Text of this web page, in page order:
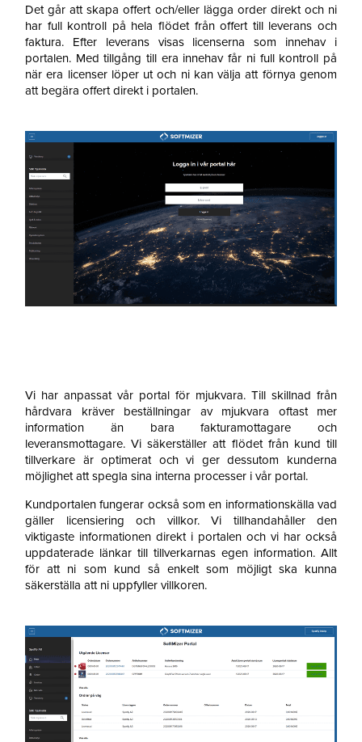
Det går att skapa offert och/eller lägga order direkt och ni
har full kontroll på hela flödet från offert till leverans och
faktura. Efter leverans visas licenserna som innehav i
portalen. Med tillgång till era innehav får ni full kontroll på
när era licenser löper ut och ni kan välja att förnya genom
att begära offert direkt i portalen.
Vi har anpassat vår portal för mjukvara. Till skillnad från
hårdvara kräver beställningar av mjukvara oftast mer
information än bara fakturamottagare och
leveransmottagare. Vi säkerställer att flödet från kund till
tillverkare är optimerat och vi ger dessutom kunderna
möjlighet att spegla sina interna processer i vår portal.
Kundportalen fungerar också som en informationskälla vad
gäller licensiering och villkor. Vi tillhandahåller den
viktigaste informationen direkt i portalen och vi har också
uppdaterade länkar till tillverkarnas egen information. Allt
för att ni som kund så enkelt som möjligt ska kunna
säkerställa att ni uppfyller villkoren.